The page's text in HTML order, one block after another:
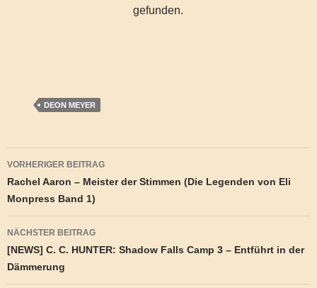
gefunden.
DEON MEYER
Beitragsnavigation
VORHERIGER BEITRAG
Rachel Aaron – Meister der Stimmen (Die Legenden von Eli
Monpress Band 1)
NÄCHSTER BEITRAG
[NEWS] C. C. HUNTER: Shadow Falls Camp 3 – Entführt in der
Dämmerung